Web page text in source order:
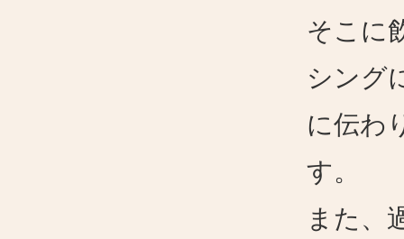
そこに
シング
に伝わ
す。
また、